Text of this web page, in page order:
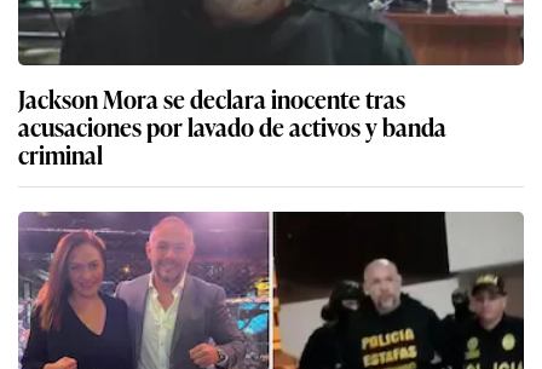
Jackson Mora se declara inocente tras
acusaciones por lavado de activos y banda
criminal